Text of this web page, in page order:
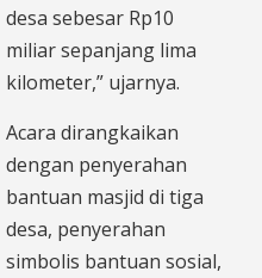
desa sebesar Rp10
miliar sepanjang lima
kilometer,” ujarnya.
Acara dirangkaikan
dengan penyerahan
bantuan masjid di tiga
desa, penyerahan
simbolis bantuan sosial,